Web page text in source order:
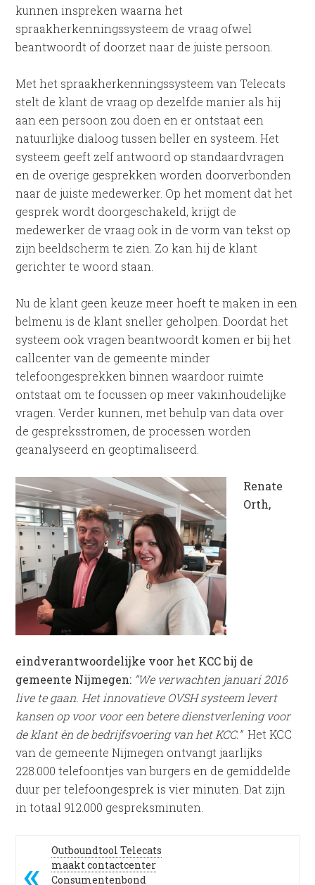
kunnen inspreken waarna het
spraakherkenningssysteem de vraag ofwel
beantwoordt of doorzet naar de juiste persoon.
Met het spraakherkenningssysteem van Telecats
stelt de klant de vraag op dezelfde manier als hij
aan een persoon zou doen en er ontstaat een
natuurlijke dialoog tussen beller en systeem. Het
systeem geeft zelf antwoord op standaardvragen
en de overige gesprekken worden doorverbonden
naar de juiste medewerker. Op het moment dat het
gesprek wordt doorgeschakeld, krijgt de
medewerker de vraag ook in de vorm van tekst op
zijn beeldscherm te zien. Zo kan hij de klant
gerichter te woord staan.
Nu de klant geen keuze meer hoeft te maken in een
belmenu is de klant sneller geholpen. Doordat het
systeem ook vragen beantwoordt komen er bij het
callcenter van de gemeente minder
telefoongesprekken binnen waardoor ruimte
ontstaat om te focussen op meer vakinhoudelijke
vragen. Verder kunnen, met behulp van data over
de gespreksstromen, de processen worden
geanalyseerd en geoptimaliseerd.
Renate
Orth,
eindverantwoordelijke voor het KCC bij de
gemeente Nijmegen: “We verwachten januari 2016
live te gaan. Het innovatieve OVSH systeem levert
kansen op voor voor een betere dienstverlening voor
de klant èn de bedrijfsvoering van het KCC.”Het KCC
van de gemeente Nijmegen ontvangt jaarlijks
228.000 telefoontjes van burgers en de gemiddelde
duur per telefoongesprek is vier minuten. Dat zijn
in totaal 912.000 gespreksminuten.
Outboundtool Telecats
maakt contactcenter
Consumentenbond